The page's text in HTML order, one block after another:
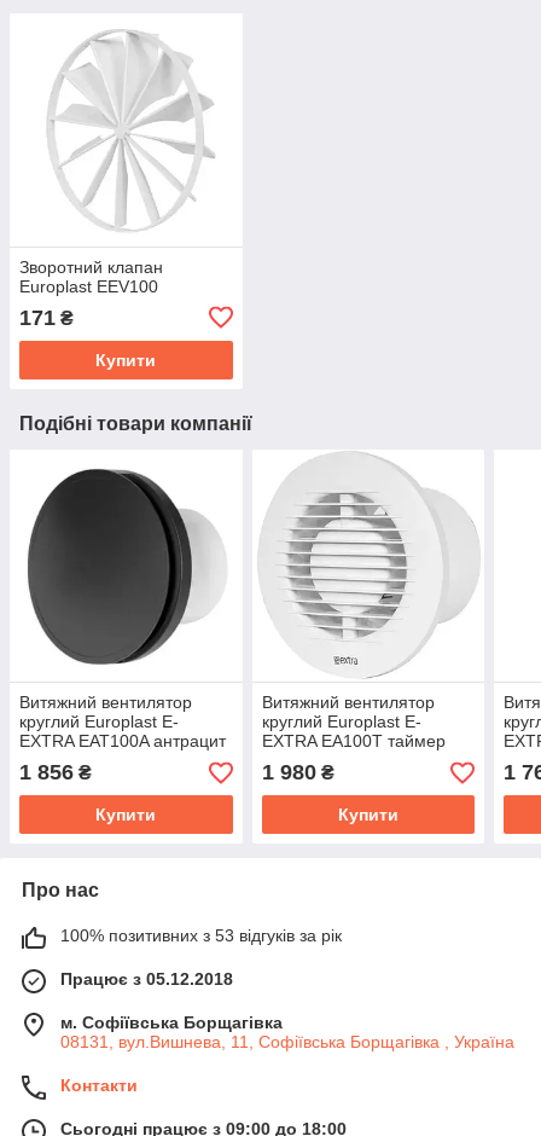
Зворотний клапан
Europlast EEV100
171 ₴
Купити
Подібні товари компанії
Витяжний вентилятор
круглий Europlast E-
EXTRA EAT100A антрацит
1 856 ₴
Купити
Витяжний вентилятор
круглий Europlast E-
EXTRA EA100Т таймер
білий
1 980₴
Купити
1
Про нас
100% позитивних з 53 відгуків за рік
Працює з 05.12.2018
м. Софіївська Борщагівка
08131, вул.Вишнева, 11, Софіївська Борщагівка , Україна
Контакти
Сьогодні працює з 09:00 до 18:00